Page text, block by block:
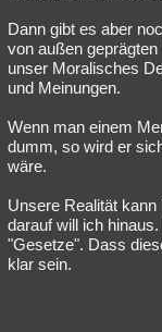
Dann gibt es aber
von außen
unser Moralisches
und Meinungen.
Wenn man einem
dumm, so wird er
wäre.
Unsere Realität
darauf will ich
"Gesetze". Dass
klar sein.